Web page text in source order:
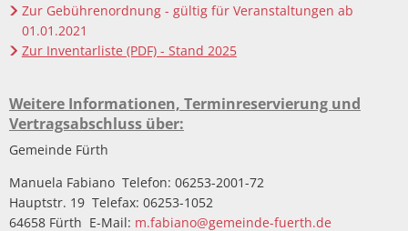
Zur Gebührenordnung - gültig für Veranstaltungen ab
01.01.2021
Zur Inventarliste (PDF) - Stand 2025
Weitere Informationen, Terminreservierung und
Vertragsabschluss über:
Gemeinde Fürth
Manuela Fabiano Telefon: 06253-2001-72
Hauptstr. 19 Telefax: 06253-1052
64658 Fürth E-Mail: m.fabiano@gemeinde-fuerth.de